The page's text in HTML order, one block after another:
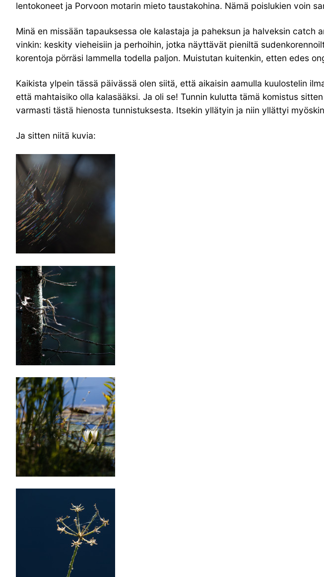
lentokoneet ja Porvoon motarin mieto taustakohina. Nämä poislukien voin
Minä en missään tapauksessa ole kalastaja ja paheksun ja halveksin
vinkin: keskity vieheisiin ja perhoihin, jotka näyttävät pieniltä
korentoja pörräsi lammella todella paljon. Muistutan kuitenkin, etten edes
Kaikista ylpein tässä päivässä olen siitä, että aikaisin aamulla kuulostelin
että mahtaisiko olla kalasääksi. Ja oli se! Tunnin kulutta tämä komistus
varmasti tästä hienosta tunnistuksesta. Itsekin yllätyin ja niin yllättyi
Ja sitten niitä kuvia: